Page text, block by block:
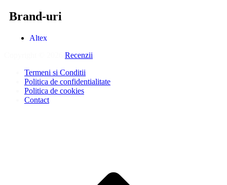
Brand-uri
Altex
Recenzii
Termeni si Conditii
Politica de confidentialitate
Politica de cookies
Contact